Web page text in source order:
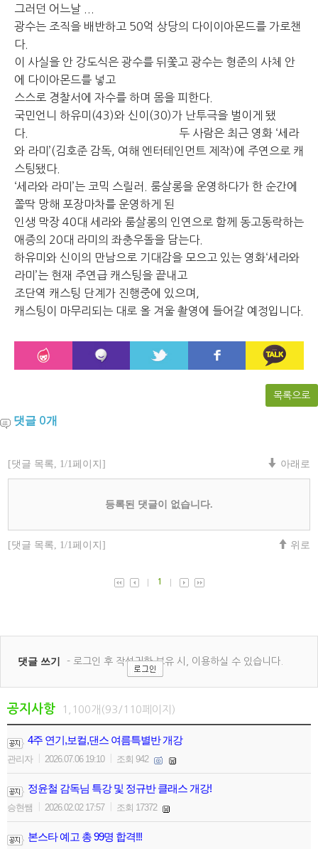
그러던 어느날 ...
광수는 조직을 배반하고 50억 상당의 다이이아몬드를 가로챈
다.
이 사실을 안 강도식은 광수를 뒤쫓고 광수는 형준의 사체 안
에 다이아몬드를 넣고
스스로 경찰서에 자수를 하며 몸을 피한다.
국민언니 하유미(43)와 신이(30)가 난투극을 벌이게 됐
다. 두 사람은 최근 영화 ‘세라
와 라미’(김호준 감독, 여해 엔터테인먼트 제작)에 주연으로 캐
스팅됐다.
‘세라와 라미’는 코믹 스릴러. 룸살롱을 운영하다가 한 순간에
쫄딱 망해 포장마차를 운영하게 된
인생 막장 40대 세라와 룸살롱의 인연으로 함께 동고동락하는
애증의 20대 라미의 좌충우돌을 담는다.
하유미와 신이의 만남으로 기대감을 모으고 있는 영화‘세라와
라미’는 현재 주연급 캐스팅을 끝내고
조단역 캐스팅 단계가 진행중에 있으며,
캐스팅이 마무리되는 대로 올 겨울 촬영에 들어갈 예정입니다.
목록으로
댓글 0개
공지사항 1,100개(93/110페이지)
4주 연기,보컬,댄스 여름특별반 개강
관리자 2026.07.06 19:10 조회 942
정윤철 감독님 특강 및 정규반 클래스 개강!
승현쌤 2026.02.02 17:57 조회 17372
본스타 예고 총 99명 합격!!!